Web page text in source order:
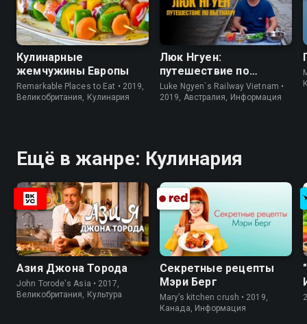
Кулинарные
жемчужины Европы
Remarkable Places to Eat • 2019,
Великобритания, Кулинария
Люк Нгуен:
путешествие по
Вьетнаму
Luke Ngyen`s Railway Vietnam •
2019, Австралия, Информация
Ещё в жанре: Кулинария
Азия Джона Торода
John Torode's Asia • 2017,
Великобритания, Культура
Секретные рецепты
Мэри Берг
Mary’s kitchen crush • 2019,
Канада, Информация